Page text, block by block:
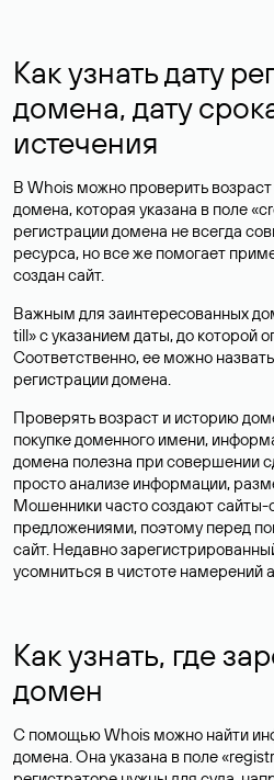
Как узнать дату
домена, дату
истечения
В Whois можно проверить
домена, которая указана в поле
регистрации домена не всегда
ресурса, но все же помогает
создан сайт.
Важным для заинтересованных
till» с указанием даты, до которой
Соответственно, ее можно
регистрации домена.
Проверять возраст и историю
покупке доменного имени,
домена полезна при совершении
просто анализе информации,
Мошенники часто создают
предложениями, поэтому перед
сайт. Недавно
усомниться в чистоте намерений
Как узнать, где
домен
С помощью Whois можно найти
домена. Она указана в поле